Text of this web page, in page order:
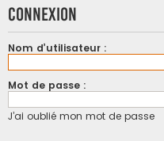
Connexion
Nom d’utilisateur :
Mot de passe :
J’ai oublié mon mot de passe